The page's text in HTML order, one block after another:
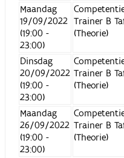
Maandag
19/09/2022
(19:00 -
23:00)
Trainer B
(Theorie)
Dinsdag
20/09/2022
(19:00 -
23:00)
Trainer B
(Theorie)
Maandag
26/09/2022
(19:00 -
23:00)
Trainer B
(Theorie)